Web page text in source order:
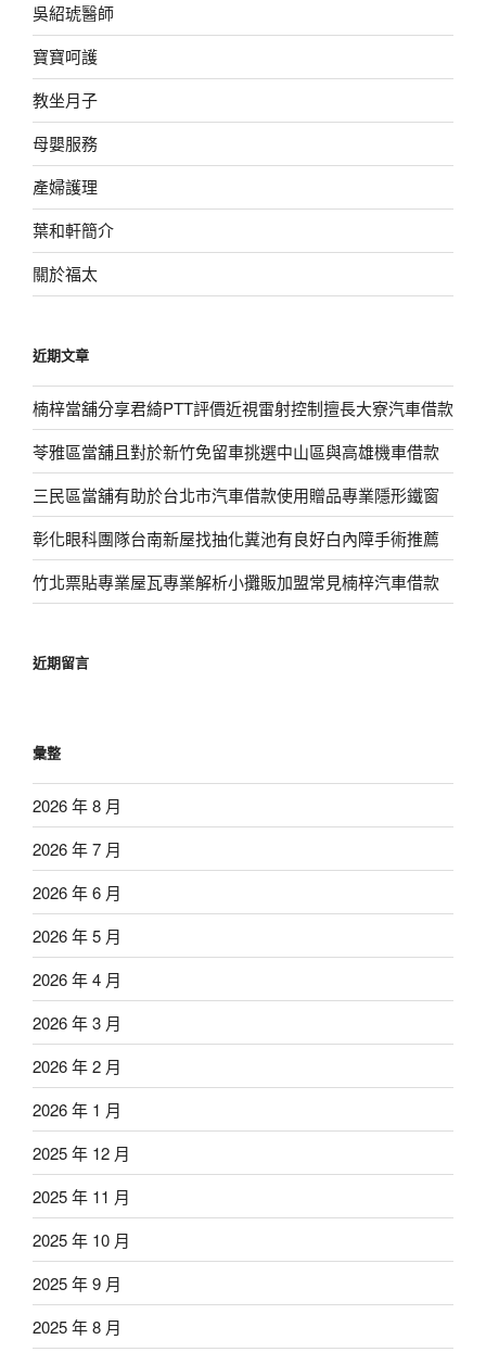
吳紹琥醫師
寶寶呵護
教坐月子
母嬰服務
產婦護理
葉和軒簡介
關於福太
近期文章
楠梓當舖分享君綺PTT評價近視雷射控制擅長大寮汽車借款
苓雅區當舖且對於新竹免留車挑選中山區與高雄機車借款
三民區當舖有助於台北市汽車借款使用贈品專業隱形鐵窗
彰化眼科團隊台南新屋找抽化糞池有良好白內障手術推薦
竹北票貼專業屋瓦專業解析小攤販加盟常見楠梓汽車借款
近期留言
彙整
2026 年 8 月
2026 年 7 月
2026 年 6 月
2026 年 5 月
2026 年 4 月
2026 年 3 月
2026 年 2 月
2026 年 1 月
2025 年 12 月
2025 年 11 月
2025 年 10 月
2025 年 9 月
2025 年 8 月